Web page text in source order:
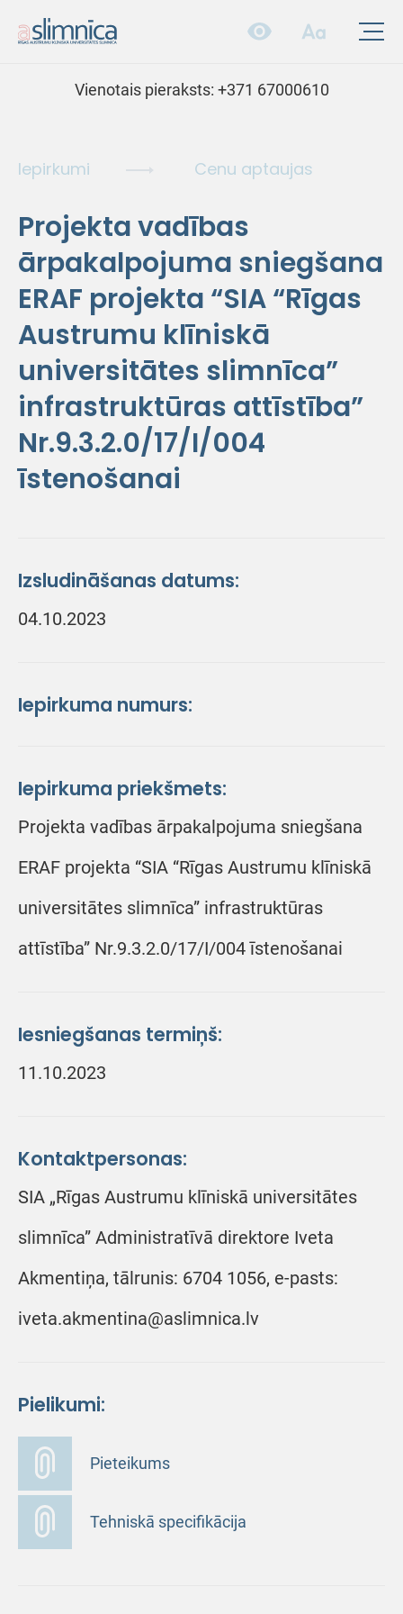
Vienotais pieraksts: +371 67000610
Iepirkumi Cenu aptaujas
Projekta vadības
ārpakalpojuma sniegšana
ERAF projekta “SIA “Rīgas
Austrumu klīniskā
universitātes slimnīca”
infrastruktūras attīstība”
Nr.9.3.2.0/17/I/004
īstenošanai
Izsludināšanas datums:
04.10.2023
Iepirkuma numurs:
Iepirkuma priekšmets:
Projekta vadības ārpakalpojuma sniegšana
ERAF projekta “SIA “Rīgas Austrumu klīniskā
universitātes slimnīca” infrastruktūras
attīstība” Nr.9.3.2.0/17/I/004 īstenošanai
Iesniegšanas termiņš:
11.10.2023
Kontaktpersonas:
SIA „Rīgas Austrumu klīniskā universitātes
slimnīca” Administratīvā direktore Iveta
Akmentiņa, tālrunis: 6704 1056, e-pasts:
iveta.akmentina@aslimnica.lv
Pielikumi:
Pieteikums
Tehniskā specifikācija